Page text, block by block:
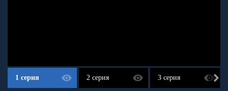
1 серия 2 серия 3 серия